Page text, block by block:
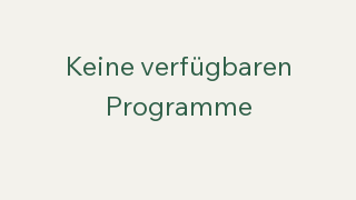
Keine verfügbaren
Programme